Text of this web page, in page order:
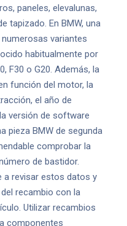
paneles, elevalunas,
tapizado. En BMW, una
variantes
habitualmente por
F30 o G20. Además, la
función del motor, la
el año de
versión de software
pieza BMW de segunda
comprobar la
de bastidor.
a revisar estos datos y
recambio con la
Utilizar recambios
componentes